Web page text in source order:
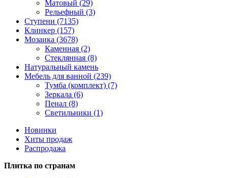
Матовый (29)
Рельефный (3)
Ступени (7135)
Клинкер (157)
Мозаика (3678)
Каменная (2)
Стеклянная (8)
Натуральный камень
Мебель для ванной (239)
Тумба (комплект) (7)
Зеркала (6)
Пенал (8)
Светильники (1)
Новинки
Хиты продаж
Распродажа
Плитка по странам